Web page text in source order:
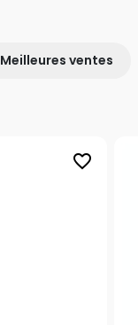
Meilleures ventes
favorite_border